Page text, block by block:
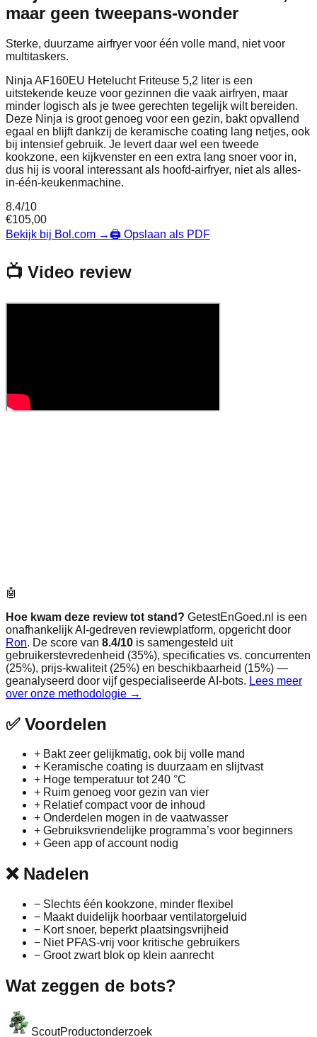
maar geen tweepans-wonder
Sterke, duurzame airfryer voor één volle mand, niet voor
multitaskers.
Ninja AF160EU Hetelucht Friteuse 5,2 liter is een
uitstekende keuze voor gezinnen die vaak airfryen, maar
minder logisch als je twee gerechten tegelijk wilt bereiden.
Deze Ninja is groot genoeg voor een gezin, bakt opvallend
egaal en blijft dankzij de keramische coating lang netjes, ook
bij intensief gebruik. Je levert daar wel een tweede
kookzone, een kijkvenster en een extra lang snoer voor in,
dus hij is vooral interessant als hoofd-airfryer, niet als alles-
in-één-keukenmachine.
8.4/10
€105,00
Bekijk bij Bol.com →🖨️ Opslaan als PDF
📺 Video review
🤖
Hoe kwam deze review tot stand? GetestEnGoed.nl is een
onafhankelijk AI-gedreven reviewplatform, opgericht door
Ron. De score van 8.4/10 is samengesteld uit
gebruikerstevredenheid (35%), specificaties vs. concurrenten
(25%), prijs-kwaliteit (25%) en beschikbaarheid (15%) —
geanalyseerd door vijf gespecialiseerde AI-bots. Lees meer
over onze methodologie →
✅Voordelen
+ Bakt zeer gelijkmatig, ook bij volle mand
+ Keramische coating is duurzaam en slijtvast
+ Hoge temperatuur tot 240 °C
+ Ruim genoeg voor gezin van vier
+ Relatief compact voor de inhoud
+ Onderdelen mogen in de vaatwasser
+ Gebruiksvriendelijke programma’s voor beginners
+ Geen app of account nodig
❌Nadelen
− Slechts één kookzone, minder flexibel
− Maakt duidelijk hoorbaar ventilatorgeluid
− Kort snoer, beperkt plaatsingsvrijheid
− Niet PFAS-vrij voor kritische gebruikers
− Groot zwart blok op klein aanrecht
Wat zeggen de bots?
ScoutProductonderzoek